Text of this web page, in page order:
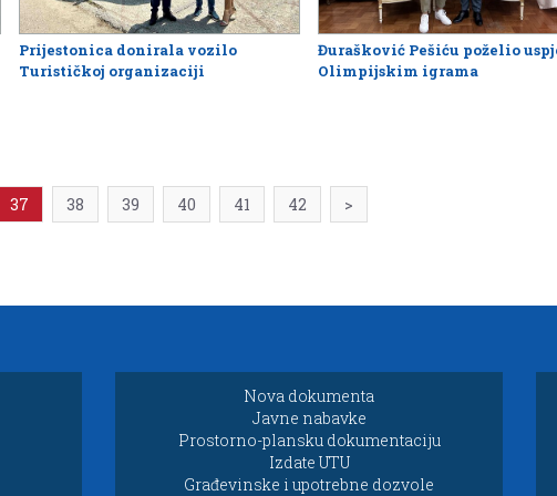
Prijestonica donirala vozilo
Turističkoj organizaciji
Đurašković Pešiću poželio
Olimpijskim igrama
37 38 39 40 41 42 >
Nova dokumenta
Javne nabavke
Prostorno-plansku dokumentaciju
Izdate UTU
Građevinske i upotrebne dozvole